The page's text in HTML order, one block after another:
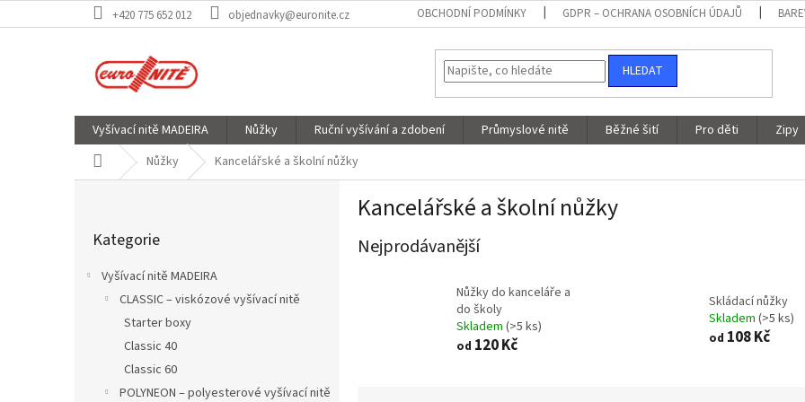
na
+420 775 652 012 objednavky@euronite.cz OBCHODNÍ PODMÍNKY GDPR – OCHRANA OSOBNÍCH ÚDAJŮ
HLEDAT
Vyšívací nitě MADEIRA Nůžky Ruční vyšívání a zdobení Průmyslové nitě Běžné šití Pro děti Zipy
Domů Nůžky Kancelářské a školní nůžky
kategorie
Kategorie
Vyšívací nitě MADEIRA
CLASSIC – viskózové vyšívací nitě
Starter boxy
Classic 40
Classic 60
POLYNEON – polyesterové vyšívací nitě
Kancelářské a školní nůžky
Nejprodávanější
Nůžky do kanceláře a
do školy
Skladem (>5 ks)
od 120 Kč
Skládací nůžky
Skladem (>5 ks)
od 108 Kč